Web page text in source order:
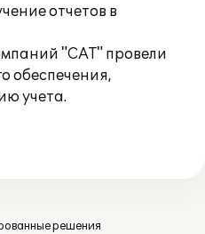
отчетов в
"САТ" провели
обеспечения,
учета.
решения